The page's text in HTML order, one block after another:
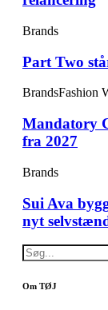
Brands
Part Two
BrandsFashion
Mandatory
fra 2027
Brands
Sui Ava
nyt
Om TØJ